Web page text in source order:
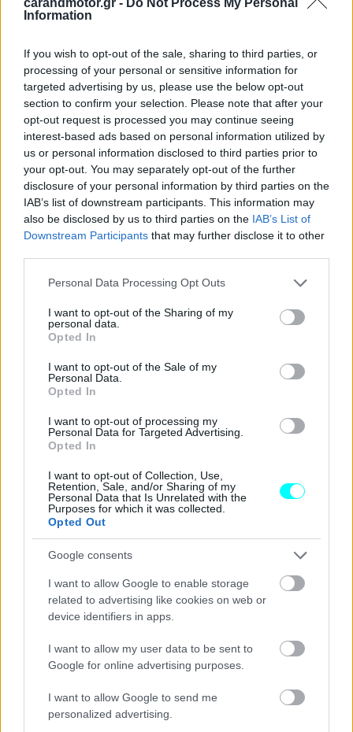
Information
If you wish to opt-out of the sale, sharing to third parties, or
processing of your personal or sensitive information for
targeted advertising by us, please use the below opt-out
section to confirm your selection. Please note that after your
opt-out request is processed you may continue seeing
interest-based ads based on personal information utilized by
us or personal information disclosed to third parties prior to
your opt-out. You may separately opt-out of the further
disclosure of your personal information by third parties on the
IAB’s list of downstream participants. This information may
also be disclosed by us to third parties on the IAB’s List of
Downstream Participants that may further disclose it to other
Please note that this website/app uses one or more Google
not limited to your visit or usage behaviour. You may click to
grant or deny consent to Google and its third-party tags to
use your data for below specified purposes in below Google
consent section.
Personal Data Processing Opt Outs
I want to opt-out of the Sharing of my
personal data.
Opted In
I want to opt-out of the Sale of my
Personal Data.
Opted In
I want to opt-out of processing my
Personal Data for Targeted Advertising.
Opted In
I want to opt-out of Collection, Use,
Retention, Sale, and/or Sharing of my
Personal Data that Is Unrelated with the
Purposes for which it was collected.
Opted Out
Google consents
I want to allow Google to enable storage
related to advertising like cookies on web or
device identifiers in apps.
I want to allow my user data to be sent to
Google for online advertising purposes.
I want to allow Google to send me
personalized advertising.
Στην περίπτωση τουWuling Hong Guang Mini EV, η
κατάσταση ήταν ελαφρώςκαλύτερη. Παρά το γεγονός ότι
ασφάλειας, διαθέτει μια μικρή
ζώνη ελεγχόμενης
παραμόρφωσης
. Ταπόδιαόμως και τοκεφάλι
, ξεχάστε το.
Σίγουρα υπάρχουν
θανατηφόροι. Ακόμα, οι
πόρτες
ευκολία, ενώ ημπαταρίαδεν υπέστει μεγάλη ζημιά